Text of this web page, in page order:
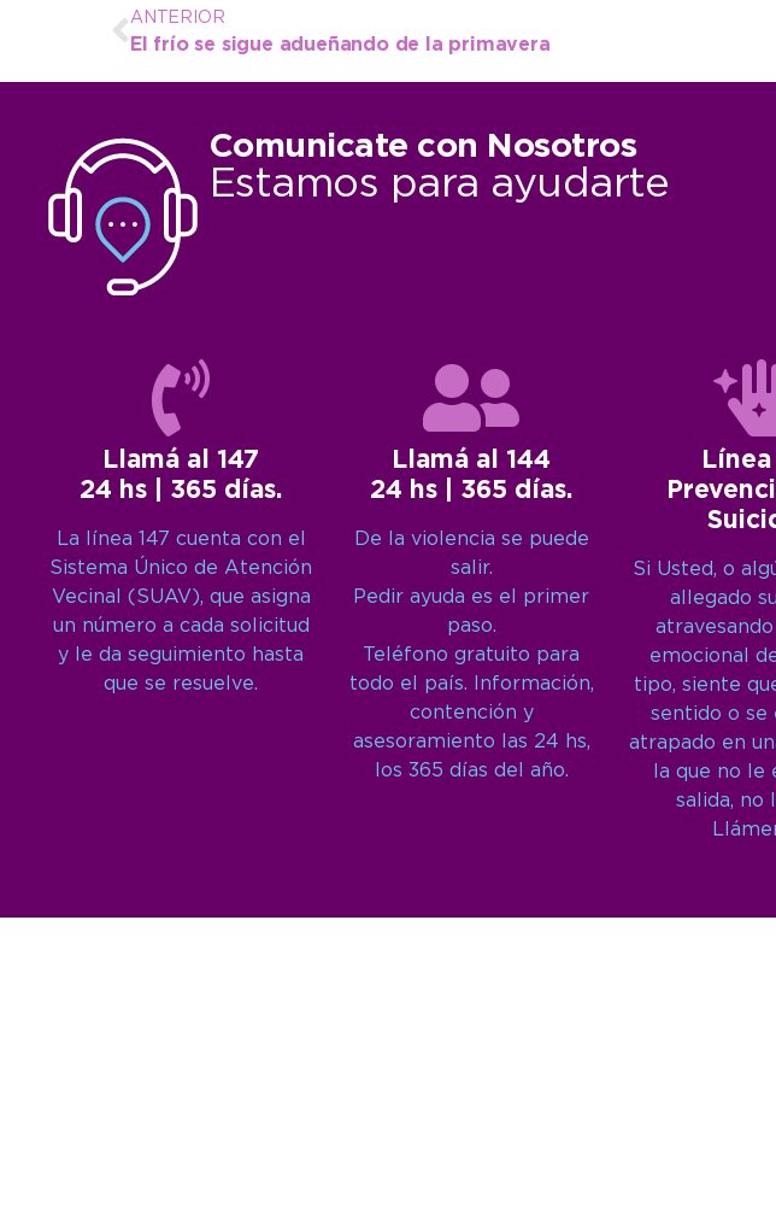
ANTERIOR
El frío se sigue adueñando de la primavera
Comunicate con Nosotros
Estamos para ayudarte
Llamá al 147
24 hs | 365 días.
La línea 147 cuenta con el
Sistema Único de Atención
Vecinal (SUAV), que asigna
un número a cada solicitud
y le da seguimiento hasta
que se resuelve.
Llamá al 144
24 hs | 365 días.
De la violencia se puede
salir.
Pedir ayuda es el primer
paso.
Teléfono gratuito para
todo el país. Información,
contención y
asesoramiento las 24 hs,
los 365 días del año.
Línea
Si Usted, o
allegado
emocional
tipo, siente
sentido o se
atrapado en
la que no le
salida, no